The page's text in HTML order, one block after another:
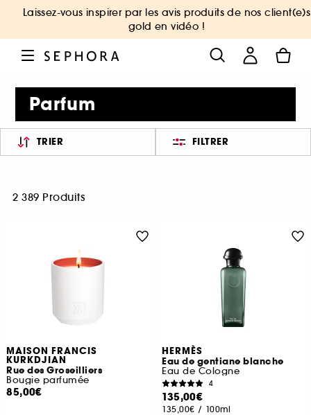
Laissez-vous inspirer par les avis produits de nos client(e)s
gold en vidéo !
Parfum
TRIER FILTRER
2 389 Produits
MAISON FRANCIS
KURKDJIAN
Rue des Groseilliers
Bougie parfumée
85,00€
HERMÈS
Eau de gentiane blanche
Eau de Cologne
4
135,00€
135,00€ / 100ml